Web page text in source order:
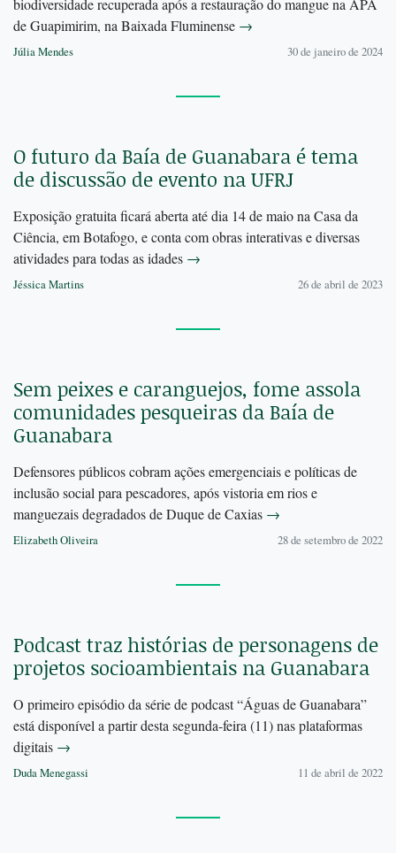
biodiversidade recuperada após a restauração do mangue na APA
de Guapimirim, na Baixada Fluminense →
Júlia Mendes 30 de janeiro de 2024
O futuro da Baía de Guanabara é tema
de discussão de evento na UFRJ
Exposição gratuita ficará aberta até dia 14 de maio na Casa da
Ciência, em Botafogo, e conta com obras interativas e diversas
atividades para todas as idades →
Jéssica Martins 26 de abril de 2023
Sem peixes e caranguejos, fome assola
comunidades pesqueiras da Baía de
Guanabara
Defensores públicos cobram ações emergenciais e políticas de
inclusão social para pescadores, após vistoria em rios e
manguezais degradados de Duque de Caxias →
Elizabeth Oliveira 28 de setembro de 2022
Podcast traz histórias de personagens de
projetos socioambientais na Guanabara
O primeiro episódio da série de podcast “Águas de Guanabara”
está disponível a partir desta segunda-feira (11) nas plataformas
digitais →
Duda Menegassi 11 de abril de 2022